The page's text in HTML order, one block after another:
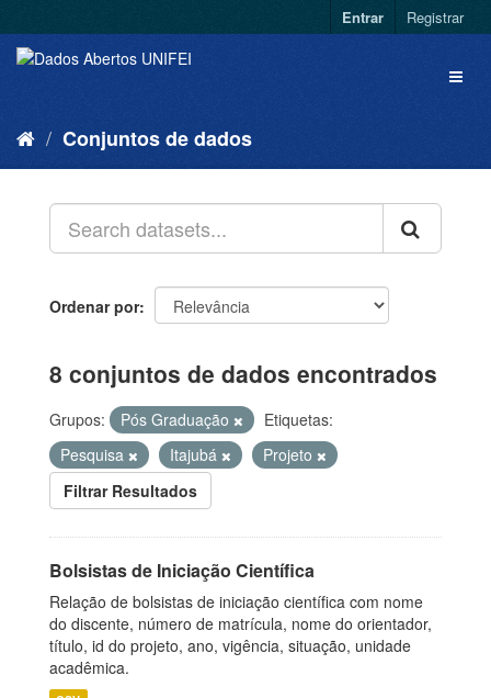
Entrar Registrar
Conjuntos de dados
Ordenar por
8 conjuntos de dados encontrados
Grupos: Pós Graduação
Etiquetas:
Pesquisa
Itajubá
Projeto
Filtrar Resultados
Bolsistas de Iniciação Científica
Relação de bolsistas de iniciação científica com nome
do discente, número de matrícula, nome do orientador,
título, id do projeto, ano, vigência, situação, unidade
acadêmica.